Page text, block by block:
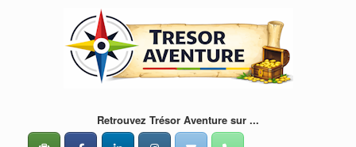
Retrouvez Trésor Aventure sur ...